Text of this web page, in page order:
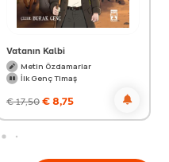
Vatanın Kalbi
Metin Özdamarlar
İlk Genç Timaş
€17,50€8,75